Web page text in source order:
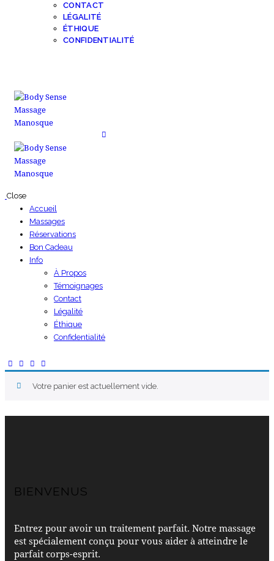
CONTACT
LÉGALITÉ
ÉTHIQUE
CONFIDENTIALITÉ
Close
Accueil
Massages
Réservations
Bon Cadeau
Info
À Propos
Témoignages
Contact
Légalité
Éthique
Confidentialité
Votre panier est actuellement vide.
BIENVENUS
Entrez pour avoir un traitement parfait. Notre massage
est spécialement conçu pour vous aider à atteindre le
parfait corps-esprit.